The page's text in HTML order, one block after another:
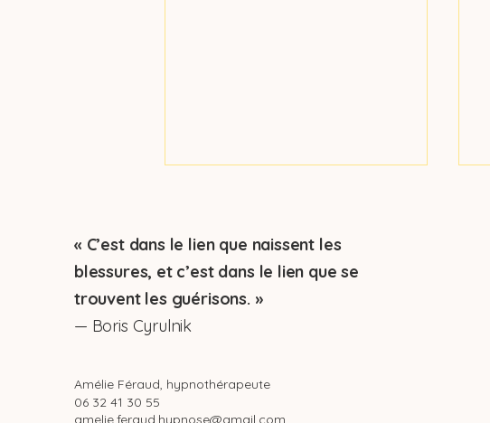
réconcilier avec la
« C’est dans le lien que naissent les
blessures, et c’est dans le lien que se
trouvent les guérisons. »
— Boris Cyrulnik
Amélie Féraud, hypnothérapeute
06 32 41 30 55
amelie.feraud.hypnose@gmail.com